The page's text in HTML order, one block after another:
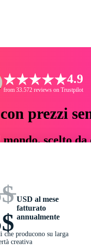
4.9
from 33.572 reviews on Trustpilot
prezzi
scelto
fanno
USD al mese
fatturato
annualmente
che producono su larga
creativa